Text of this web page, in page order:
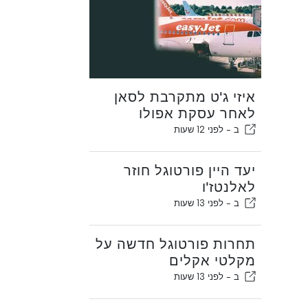
איזי ג'ט מתקרבת לסאן
לאחר עסקת אפולו
ב - לפני 12 שעות
יעד היין פורטוגל חוזר
לאלנטז'ו
ב - לפני 13 שעות
תחרות פורטוגל חדשה על
מקלטי אקלים
ב - לפני 13 שעות